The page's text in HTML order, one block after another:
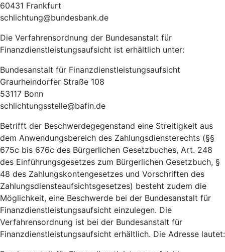
60431 Frankfurt
schlichtung@bundesbank.de
Die Verfahrensordnung der Bundesanstalt für
Finanzdienstleistungsaufsicht ist erhältlich unter:
Bundesanstalt für Finanzdienstleistungsaufsicht
Graurheindorfer Straße 108
53117 Bonn
schlichtungsstelle@bafin.de
Betrifft der Beschwerdegegenstand eine Streitigkeit aus
dem Anwendungsbereich des Zahlungsdiensterechts (§§
675c bis 676c des Bürgerlichen Gesetzbuches, Art. 248
des Einführungsgesetzes zum Bürgerlichen Gesetzbuch, §
48 des Zahlungskontengesetzes und Vorschriften des
Zahlungsdiensteaufsichtsgesetzes) besteht zudem die
Möglichkeit, eine Beschwerde bei der Bundesanstalt für
Finanzdienstleistungsaufsicht einzulegen. Die
Verfahrensordnung ist bei der Bundesanstalt für
Finanzdienstleistungsaufsicht erhältlich. Die Adresse lautet: